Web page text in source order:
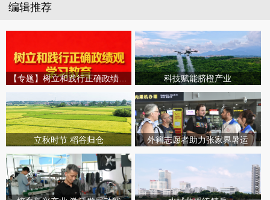
编辑推荐
科技赋能脐橙产业
立秋时节 稻谷归仓 外籍志愿者助力张家界暑运